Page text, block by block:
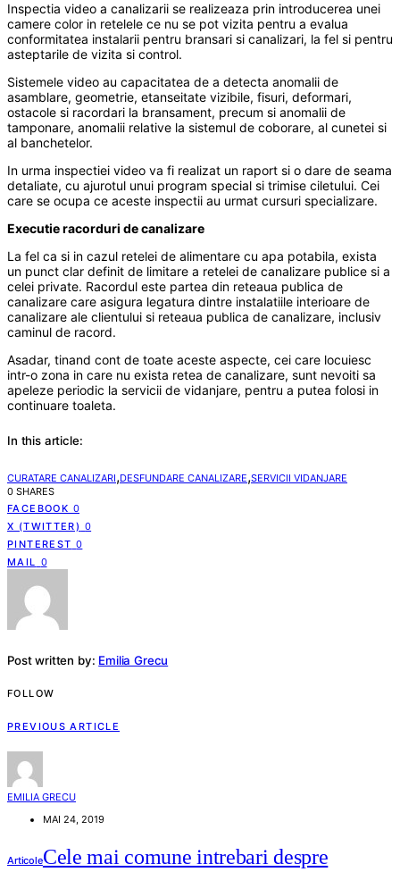
Inspectia video a canalizarii se realizeaza prin introducerea unei
camere color in retelele ce nu se pot vizita pentru a evalua
conformitatea instalarii pentru bransari si canalizari, la fel si pentru
asteptarile de vizita si control.
Sistemele video au capacitatea de a detecta anomalii de
asamblare, geometrie, etanseitate vizibile, fisuri, deformari,
ostacole si racordari la bransament, precum si anomalii de
tamponare, anomalii relative la sistemul de coborare, al cunetei si
al banchetelor.
In urma inspectiei video va fi realizat un raport si o dare de seama
detaliate, cu ajurotul unui program special si trimise ciletului. Cei
care se ocupa ce aceste inspectii au urmat cursuri specializare.
Executie racorduri de canalizare
La fel ca si in cazul retelei de alimentare cu apa potabila, exista
un punct clar definit de limitare a retelei de canalizare publice si a
celei private. Racordul este partea din reteaua publica de
canalizare care asigura legatura dintre instalatiile interioare de
canalizare ale clientului si reteaua publica de canalizare, inclusiv
caminul de racord.
Asadar, tinand cont de toate aceste aspecte, cei care locuiesc
intr-o zona in care nu exista retea de canalizare, sunt nevoiti sa
apeleze periodic la servicii de vidanjare, pentru a putea folosi in
continuare toaleta.
In this article:
CURATARE CANALIZARI,DESFUNDARE CANALIZARE,SERVICII VIDANJARE
0 SHARES
FACEBOOK 0
X (TWITTER) 0
PINTEREST 0
MAIL
0
Post written by: Emilia Grecu
FOLLOW
PREVIOUS ARTICLE
EMILIA GRECU
MAI 24, 2019
ArticoleCele mai comune intrebari despre